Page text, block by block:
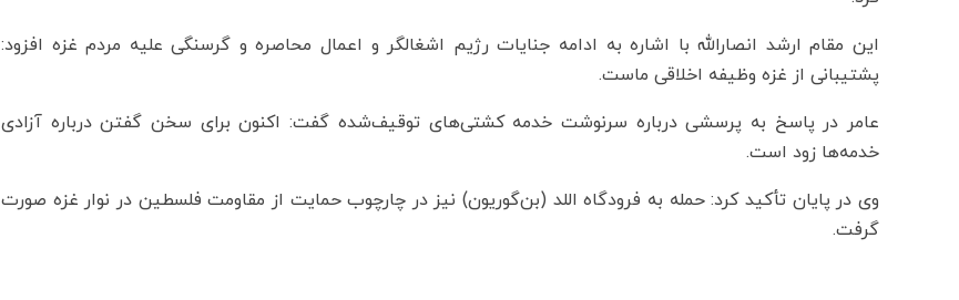
این مقام ارشد انصارالله با اشاره به ادامه جنایات رژیم اشغالگر و اعمال محاصره و گرسنگی علیه مردم غزه افزود:
پشتیبانی از غزه وظیفه اخلاقی ماست.
عامر در پاسخ به پرسشی درباره سرنوشت خدمه کشتی‌های توقیف‌شده گفت: اکنون برای سخن گفتن درباره آزادی
خدمه‌ها زود است.
وی در پایان تأکید کرد: حمله به فرودگاه اللد (بن‌گوریون) نیز در چارچوب حمایت از مقاومت فلسطین در نوار غزه صورت
گرفت.